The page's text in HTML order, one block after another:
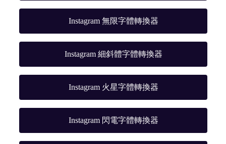
Instagram 無限字體轉換器
Instagram 細斜體字體轉換器
Instagram 火星字體轉換器
Instagram 閃電字體轉換器